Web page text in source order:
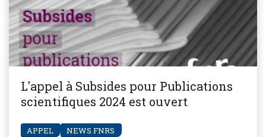
L'appel à Subsides pour Publications
scientifiques 2024 est ouvert
APPEL NEWS FNRS